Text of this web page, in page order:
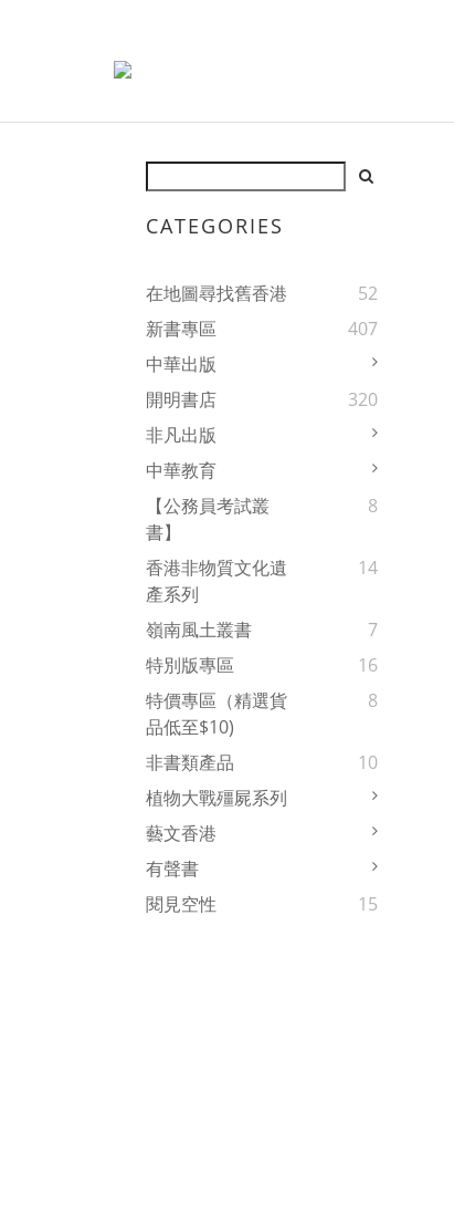
CATEGORIES
在地圖尋找舊香港
52
新書專區
407
中華出版
開明書店
320
非凡出版
中華教育
【公務員考試叢
書】
8
香港非物質文化遺
產系列
14
嶺南風土叢書
7
特別版專區
16
特價專區（精選貨
品低至$10)
8
非書類產品
10
植物大戰殭屍系列
藝文香港
有聲書
閱見空性
15